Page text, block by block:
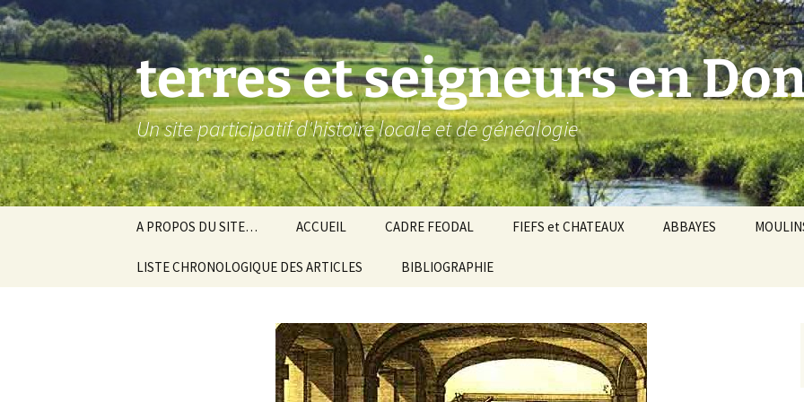
Aller
au
contenu
terres et seigneurs en
Un site participatif d'histoire locale et de généalogie
A PROPOS DU SITE… ACCUEIL CADRE FEODAL
Baronnie de Donzy
Comté-duché de Nevers
Grands fiefs voisins Baronnie de Toucy
FIEFS et CHATEAUX ABBAYES
LISTE CHRONOLOGIQUE DES ARTICLES BIBLIOGRAPHIE